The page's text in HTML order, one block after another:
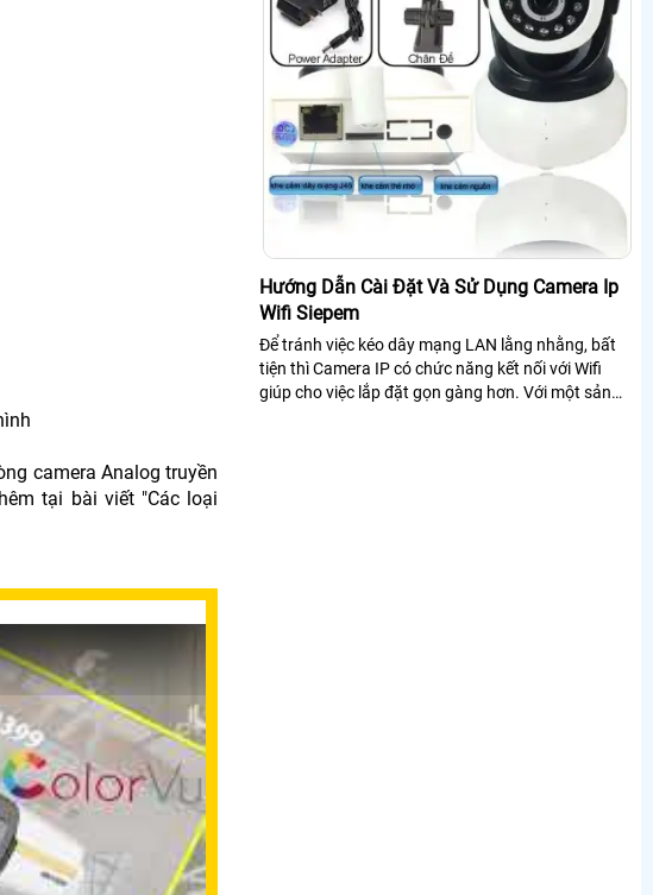
camera Analog truyền
tại bài viết "Các loại
Hướng Dẫn Cài Đặt Và Sử Dụng Camera Ip
Wifi Siepem
Để tránh việc kéo dây mạng LAN lằng nhằng, bất
tiện thì Camera IP có chức năng kết nối với Wifi
giúp cho việc lắp đặt gọn gàng hơn. Với một sản